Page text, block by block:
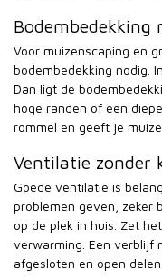
Voor muizenscaping en
bodembedekking nodig.
Dan ligt de
hoge randen of een
rommel en geeft je
Ventilatie zonder
Goede ventilatie is
problemen geven, zeker
op de plek in huis. Zet
verwarming. Een verblijf
afgesloten en open